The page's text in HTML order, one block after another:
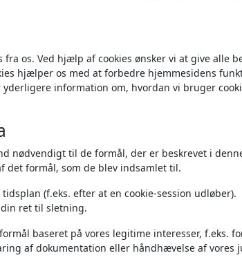
os. Ved hjælp af cookies ønsker vi at give alle
hjælper os med at forbedre hjemmesidens
information om, hvordan vi bruger
nødvendigt til de formål, der er beskrevet i
formål, som de blev indsamlet til.
(f.eks. efter at en cookie-session udløber).
ret til sletning.
baseret på vores legitime interesser, f.eks.
af dokumentation eller håndhævelse af vores